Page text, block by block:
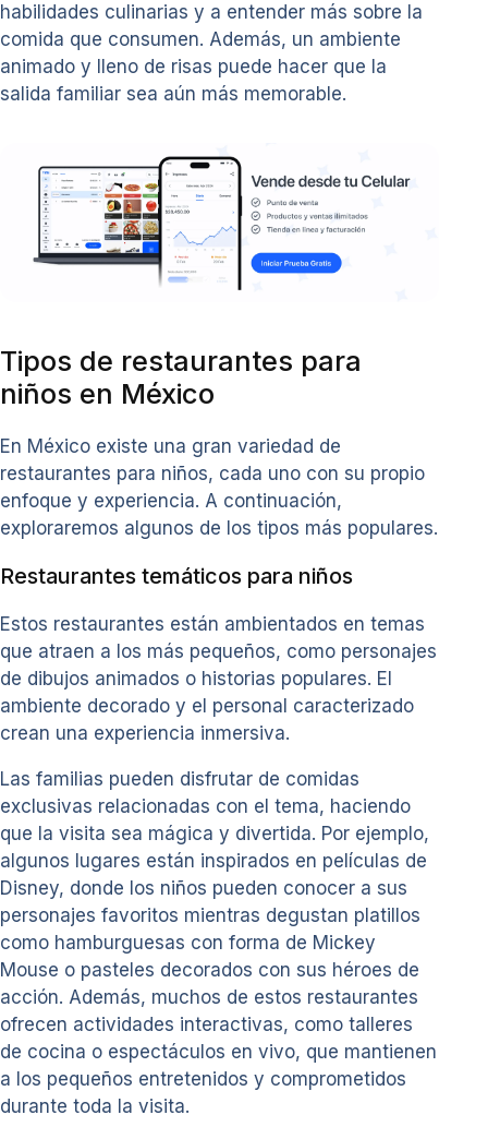
habilidades culinarias y a entender más sobre la
comida que consumen. Además, un ambiente
animado y lleno de risas puede hacer que la
salida familiar sea aún más memorable.
Tipos de restaurantes para
niños en México
En México existe una gran variedad de
restaurantes para niños, cada uno con su propio
enfoque y experiencia. A continuación,
exploraremos algunos de los tipos más populares.
Restaurantes temáticos para niños
Estos restaurantes están ambientados en temas
que atraen a los más pequeños, como personajes
de dibujos animados o historias populares. El
ambiente decorado y el personal caracterizado
crean una experiencia inmersiva.
Las familias pueden disfrutar de comidas
exclusivas relacionadas con el tema, haciendo
que la visita sea mágica y divertida. Por ejemplo,
algunos lugares están inspirados en películas de
Disney, donde los niños pueden conocer a sus
personajes favoritos mientras degustan platillos
como hamburguesas con forma de Mickey
Mouse o pasteles decorados con sus héroes de
acción. Además, muchos de estos restaurantes
ofrecen actividades interactivas, como talleres
de cocina o espectáculos en vivo, que mantienen
a los pequeños entretenidos y comprometidos
durante toda la visita.